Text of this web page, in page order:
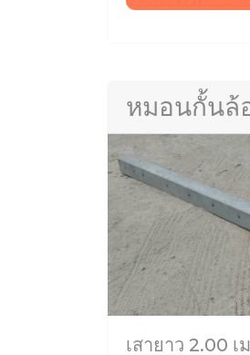
หมอนกั้นล้
เสายาว 2.00